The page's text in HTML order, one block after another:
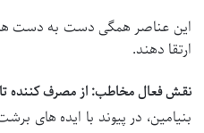
این عناصر همگی دست به دست هم
ارتقا دهند.
نقش فعال مخاطب: از مصرف کننده تا
بنیامین، در پیوند با ایده های